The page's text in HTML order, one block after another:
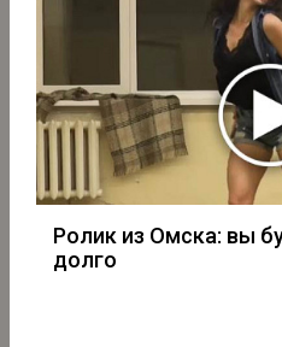
Ролик из Омска: вы
долго